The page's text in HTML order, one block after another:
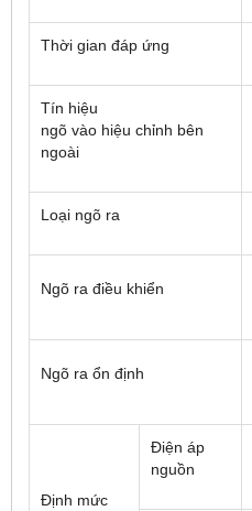
Thời gian đáp ứng
Tín hiệu
ngõ vào hiệu chỉnh bên
ngoài
Loại ngõ ra
Ngõ ra điều khiển
Ngõ ra ổn định
Định mức
Điện áp
nguồn